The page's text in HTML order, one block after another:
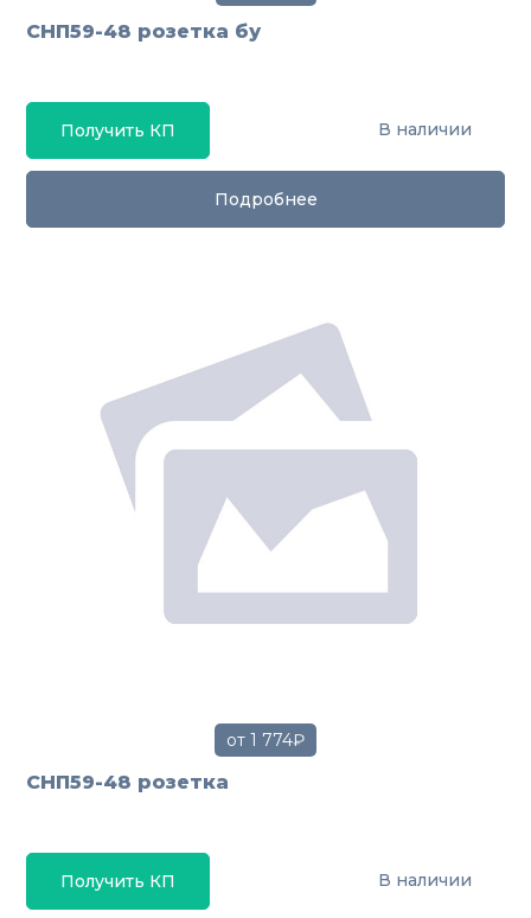
СНП59-48 розетка бу
Получить КП В наличии
Подробнее
от 1 774₽
СНП59-48 розетка
Получить КП В наличии